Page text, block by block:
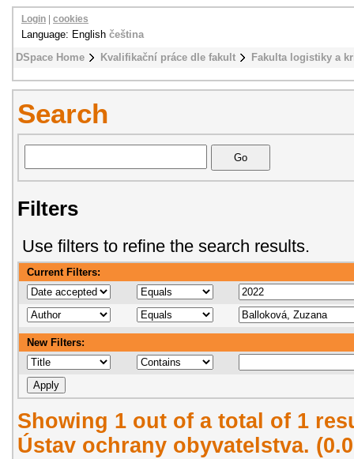
DSpace Home Kvalifikační práce dle fakult Fakulta logistiky a
Login cookies
Language: English čeština
Search
Filters
Use filters to refine the search results.
Current Filters:
New Filters:
Showing 1 out of a total of 1
Ústav ochrany obyvatelstva.